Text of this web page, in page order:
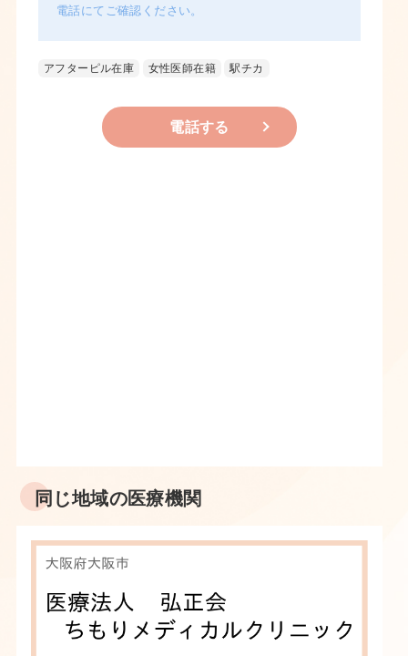
電話にてご確認ください。
アフターピル在庫 女性医師在籍 駅チカ
電話する
同じ地域の医療機関